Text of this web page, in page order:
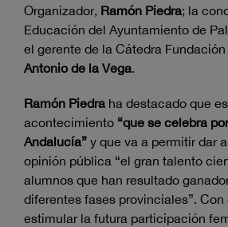
Organizador, Ramón Piedra; la
Educación del Ayuntamiento de
el gerente de la Cátedra
Antonio de la Vega.
Ramón Piedra ha destacado que
acontecimiento “que se celebra
Andalucía” y que va a permitir dar
opinión pública “el gran talento
alumnos que han resultado
diferentes fases provinciales”. Con
estimular la futura participación